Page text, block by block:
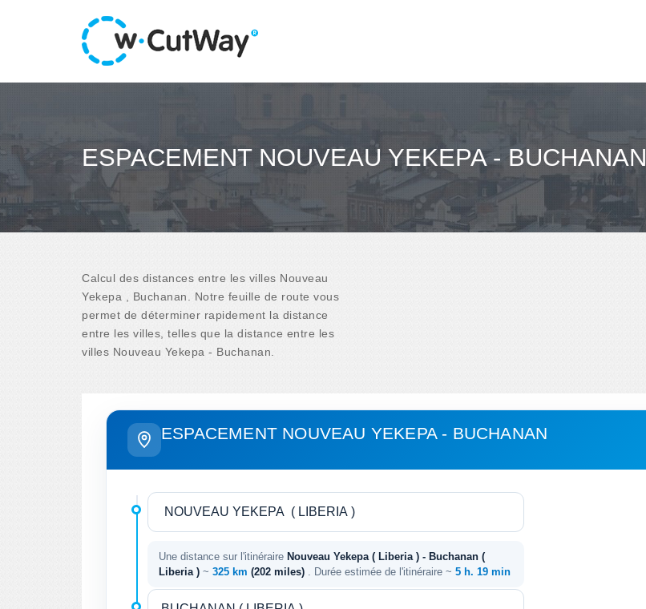
ESPACEMENT NOUVEAU YEKEPA - BUCHANAN
Calcul des distances entre les villes Nouveau
Yekepa , Buchanan. Notre feuille de route vous
permet de déterminer rapidement la distance
entre les villes, telles que la distance entre les
villes Nouveau Yekepa - Buchanan.
ESPACEMENT NOUVEAU YEKEPA - BUCHANAN
Une distance sur l'itinéraire Nouveau Yekepa ( Liberia ) - Buchanan (
Liberia ) ~ 325 km (202 miles) . Durée estimée de l'itinéraire ~ 5 h. 19 min